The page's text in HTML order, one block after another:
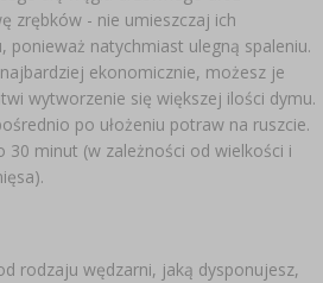
zrębków - nie umieszczaj ich
ponieważ natychmiast ulegną spaleniu.
ekonomicznie, możesz je
wytworzenie się większej ilości dymu.
po ułożeniu potraw na ruszcie.
30 minut (w zależności od wielkości i
rodzaju wędzarni, jaką dysponujesz,